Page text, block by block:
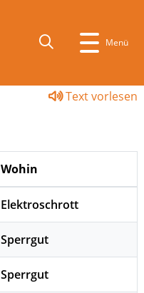
Menü
Text vorlesen
Wohin
Elektroschrott
Sperrgut
Sperrgut